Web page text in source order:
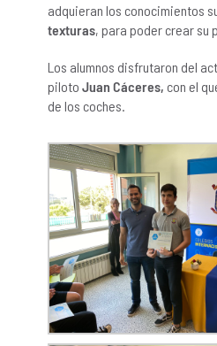
adquieran los conocimientos
texturas, para poder crear su
Los alumnos disfrutaron del
piloto Juan Cáceres, con el
de los coches.